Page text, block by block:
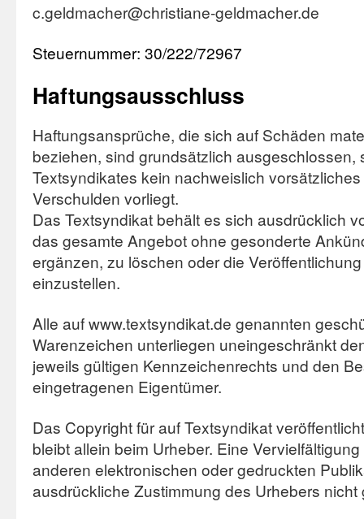
c.geldmacher@christiane-geldmacher.de
Steuernummer: 30/222/72967
Haftungsausschluss
Haftungsansprüche, die sich auf Schäden
beziehen, sind grundsätzlich ausgeschlossen,
Textsyndikates kein nachweislich
Verschulden vorliegt.
Das Textsyndikat behält es sich ausdrücklich
das gesamte Angebot ohne gesonderte
ergänzen, zu löschen oder die
einzustellen.
Alle auf www.textsyndikat.de genannten
Warenzeichen unterliegen uneingeschränkt
jeweils gültigen Kennzeichenrechts und den
eingetragenen Eigentümer.
Das Copyright für auf Textsyndikat
bleibt allein beim Urheber. Eine
anderen elektronischen oder gedruckten
ausdrückliche Zustimmung des Urhebers nicht